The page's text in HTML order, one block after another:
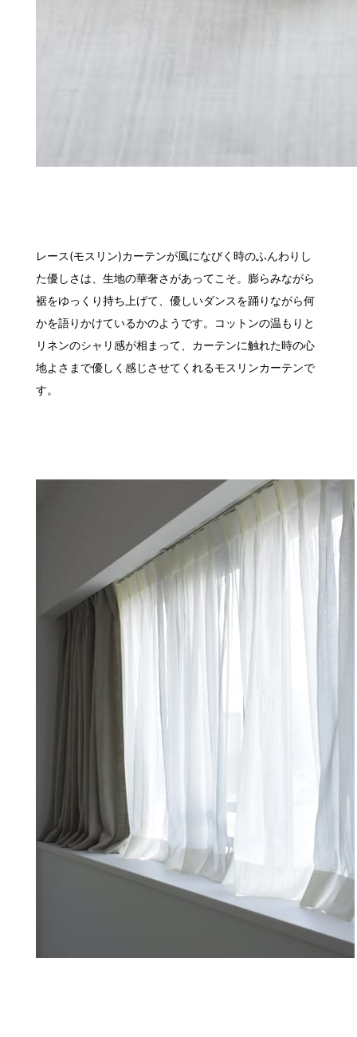
レース(モスリン)カーテンが風になびく時のふんわりし
た優しさは、生地の華奢さがあってこそ。膨らみながら
裾をゆっくり持ち上げて、優しいダンスを踊りながら何
かを語りかけているかのようです。コットンの温もりと
リネンのシャリ感が相まって、カーテンに触れた時の心
地よさまで優しく感じさせてくれるモスリンカーテンで
す。